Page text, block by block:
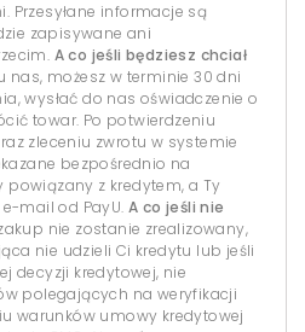
Przesyłane informacje są
zapisywane ani
A co jeśli będziesz chciał
nas, możesz w terminie 30 dni
wysłać do nas oświadczenie o
towar. Po potwierdzeniu
zleceniu zwrotu w systemie
bezpośrednio na
z kredytem, a Ty
mail od PayU. A co jeśli nie
nie zostanie zrealizowany,
nie udzieli Ci kredytu lub jeśli
decyzji kredytowej, nie
polegających na weryfikacji
warunków umowy kredytowej